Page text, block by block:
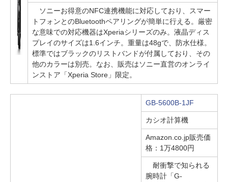
ソニーお得意のNFC連携機能に対応しており、スマー
トフォンとのBluetoothペアリングが簡単に行える。厳密
な意味での対応機器はXperiaシリーズのみ。液晶ディス
プレイのサイズは1.6インチ。重量は48gで、防水仕様。
標準ではブラックのリストバンドが付属しており、その
他のカラーは別売。なお、販売はソニー直営のオンライ
ンストア「Xperia Store」限定。
GB-5600B-1JF
カシオ計算機
Amazon.co.jp販売価
格：1万4800円
耐衝撃で知られる
腕時計「G-